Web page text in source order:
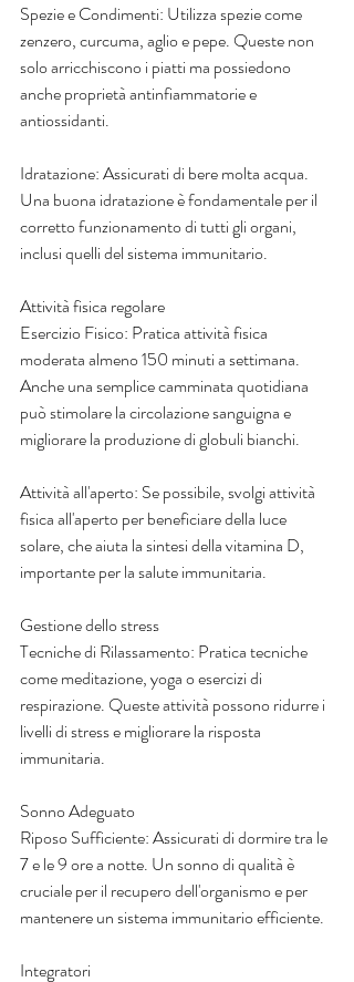
Spezie e Condimenti: Utilizza spezie come
zenzero, curcuma, aglio e pepe. Queste non
solo arricchiscono i piatti ma possiedono
anche proprietà antinfiammatorie e
antiossidanti.
Idratazione: Assicurati di bere molta acqua.
Una buona idratazione è fondamentale per il
corretto funzionamento di tutti gli organi,
inclusi quelli del sistema immunitario.
Attività fisica regolare
Esercizio Fisico: Pratica attività fisica
moderata almeno 150 minuti a settimana.
Anche una semplice camminata quotidiana
può stimolare la circolazione sanguigna e
migliorare la produzione di globuli bianchi.
Attività all'aperto: Se possibile, svolgi attività
fisica all'aperto per beneficiare della luce
solare, che aiuta la sintesi della vitamina D,
importante per la salute immunitaria.
Gestione dello stress
Tecniche di Rilassamento: Pratica tecniche
come meditazione, yoga o esercizi di
respirazione. Queste attività possono ridurre i
livelli di stress e migliorare la risposta
immunitaria.
Sonno Adeguato
Riposo Sufficiente: Assicurati di dormire tra le
7 e le 9 ore a notte. Un sonno di qualità è
cruciale per il recupero dell'organismo e per
mantenere un sistema immunitario efficiente.
Integratori